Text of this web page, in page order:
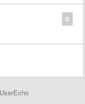
0